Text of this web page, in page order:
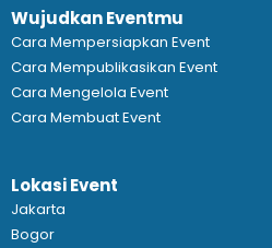
Wujudkan Eventmu
Cara Mempersiapkan Event
Cara Mempublikasikan Event
Cara Mengelola Event
Cara Membuat Event
Lokasi Event
Jakarta
Bogor